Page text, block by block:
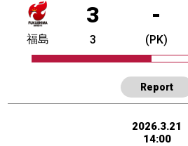
3 -
福島 3 (PK)
Report
2026.3.21
14:00